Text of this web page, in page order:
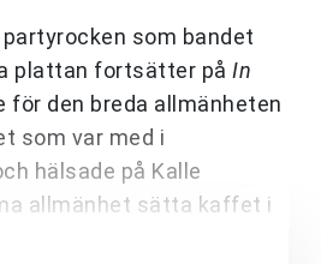
som bandet
plattan fortsätter på In
för den breda allmänheten
som var med i
hälsade på Kalle
allmänhet sätta kaffet i